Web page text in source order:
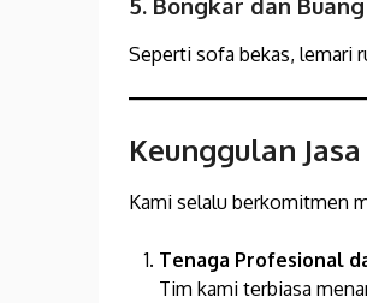
Seperti sofa bekas, lemari
Keunggulan
Kami selalu berkomitmen
Tenaga Profesional
Tim kami terbiasa